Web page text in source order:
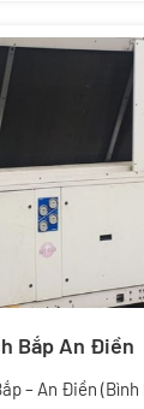
chiller rất dễ
năng lớn hoặc
Bắp An Điền
– An Điền